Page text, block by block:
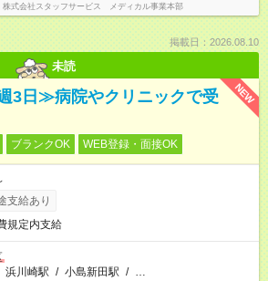
株式会社スタッフサービス メディカル事業本部
掲載日：2026.08.10
未読
NEW
3日≫病院やクリニックで受
ブランクOK WEB登録・面接OK
支給あり
規定内支給
浜川崎駅 / 小島新田駅 / …